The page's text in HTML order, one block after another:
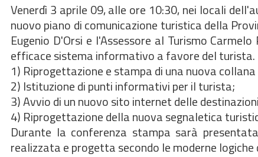
Venerdì 3 aprile 09, alle ore 10:30, nei locali
nuovo piano di comunicazione turistica della
Eugenio D'Orsi e l'Assessore al Turismo
efficace sistema informativo a favore del
1) Riprogettazione e stampa di una nuova
2) Istituzione di punti informativi per il turista;
3) Avvio di un nuovo sito internet delle
4) Riprogettazione della nuova segnaletica
Durante la conferenza stampa sarà
realizzata e progetta secondo le moderne